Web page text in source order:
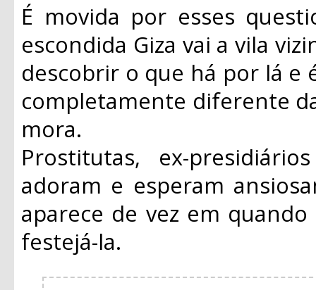
É movida por esses
escondida Giza vai a vila
descobrir o que há por lá
completamente diferente
mora.
Prostitutas, ex-
adoram e esperam
aparece de vez em
festejá-la.